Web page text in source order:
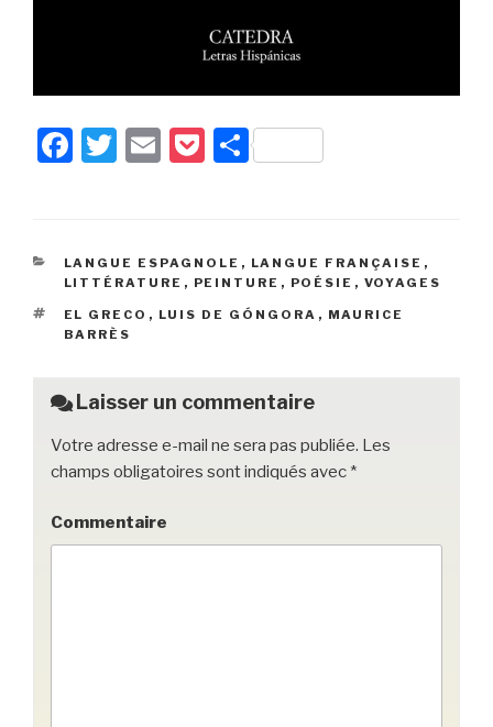
F
e
b
o
k
T
er
E
P
k
et
P
g
er
CATÉGORIES
LANGUE ESPAGNOLE , LANGUE FRANÇAISE ,
LITTÉRATURE , PEINTURE , POÉSIE , VOYAGES
ÉTIQUETTES
EL GRECO , LUIS DE GÓNGORA , MAURICE
BARRÈS
Laisser un commentaire
Votre adresse e-mail ne sera pas publiée. Les
champs obligatoires sont indiqués avec *
Commentaire